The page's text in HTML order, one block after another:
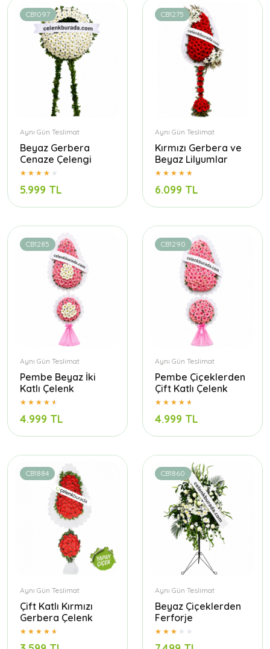
CB1097
Aynı Gün Teslimat
Beyaz Gerbera
Cenaze Çelengi
5.999 TL
CB1275
Aynı Gün Teslimat
Kırmızı Gerbera ve
Beyaz Lilyumlar
6.099 TL
CB1285
Aynı Gün Teslimat
Pembe Beyaz İki
Katlı Çelenk
4.999 TL
CB1290
Aynı Gün Teslimat
Pembe Çiçeklerden
Çift Katlı Çelenk
4.999 TL
CB1884
Aynı Gün Teslimat
Çift Katlı Kırmızı
Gerbera Çelenk
CB1860
Aynı Gün Teslimat
Beyaz Çiçeklerden
Ferforje